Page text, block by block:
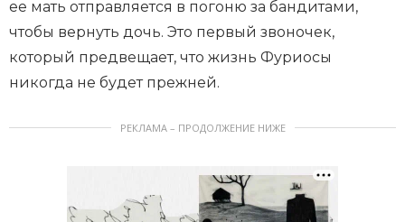
ее мать отправляется в погоню за бандитами,
чтобы вернуть дочь. Это первый звоночек,
который предвещает, что жизнь Фуриосы
никогда не будет прежней.
РЕКЛАМА – ПРОДОЛЖЕНИЕ НИЖЕ